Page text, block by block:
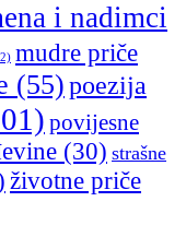
i nadimci
mudre priče
(55)poezija
povijesne
(30) strašne
životne priče